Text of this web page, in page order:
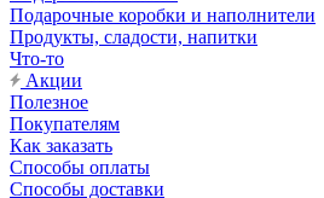
Подарочные коробки и наполнители
Продукты, сладости, напитки
Что-то
Акции
Полезное
Покупателям
Как заказать
Способы оплаты
Способы доставки